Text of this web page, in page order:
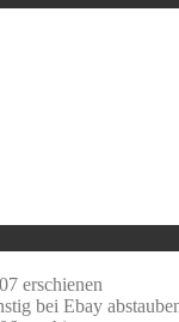
erschienen
bei Ebay